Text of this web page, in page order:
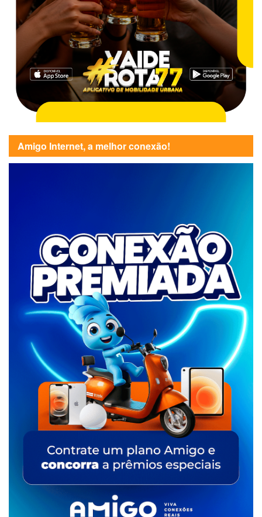
Amigo Internet, a melhor conexão!